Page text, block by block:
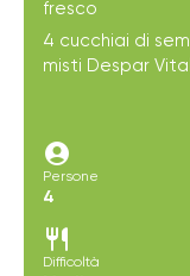
fresco
4 cucchiai di
misti Despar Vital
account_circle
Persone
4
restaurant
Difficoltà